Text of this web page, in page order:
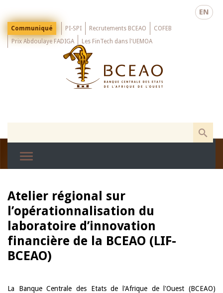
main
EN
Menu
Top
Communiqué PI-SPI Recrutements BCEAO
COFEB
Prix Abdoulaye FADIGA
Les FinTech dans l'UEMOA
Atelier régional sur
l’opérationnalisation du
laboratoire d’innovation
financière de la BCEAO (LIF-
BCEAO)
La Banque Centrale des Etats de l'Afrique de l'Ouest (BCEAO)